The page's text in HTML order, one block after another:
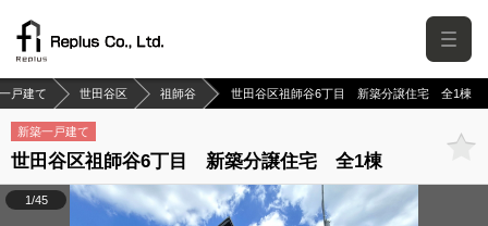
戸建て 世田谷区 祖師谷 世田谷区祖師谷6丁目 新築分譲住宅 全1棟
新築一戸建て
世田谷区祖師谷6丁目 新築分譲住宅 全1棟
1/45